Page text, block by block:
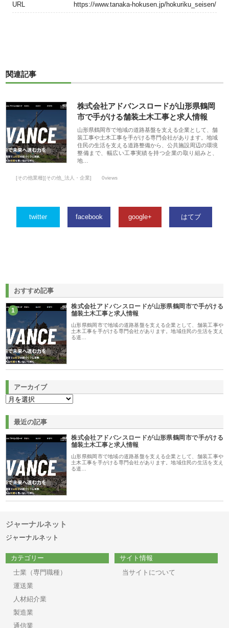
URL https://www.tanaka-hokusen.jp/hokuriku_seisen/
関連記事
株式会社アドバンスロードが山形県鶴岡
市で手がける舗装土木工事と求人情報
山形県鶴岡市で地域の道路基盤を支える企業として、舗
装工事や土木工事を手がける専門会社があります。地域
住民の生活を支える道路整備から、公共施設周辺の環境
整備まで、幅広い工事実績を持つ企業の取り組みと、
地…
[その他業種][その他_法人・企業] 0views
twitter facebook google+ はてブ
おすすめ記事
1
株式会社アドバンスロードが山形県鶴岡市で手がける
舗装土木工事と求人情報
山形県鶴岡市で地域の道路基盤を支える企業として、舗装工事や
土木工事を手がける専門会社があります。地域住民の生活を支え
る道…
アーカイブ
最近の記事
株式会社アドバンスロードが山形県鶴岡市で手がける
舗装土木工事と求人情報
山形県鶴岡市で地域の道路基盤を支える企業として、舗装工事や
土木工事を手がける専門会社があります。地域住民の生活を支え
る道…
ジャーナルネット
ジャーナルネット
カテゴリー
士業（専門職種）
運送業
人材紹介業
製造業
通信業
サイト情報
当サイトについて